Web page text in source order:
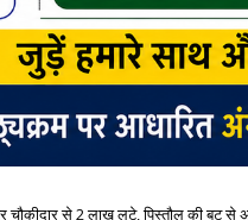
चौकीदार से 2 लाख लूटे, पिस्तौल की बट से